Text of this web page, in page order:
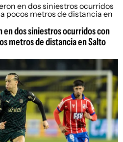
dos siniestros ocurridos con
metros de distancia en Salto